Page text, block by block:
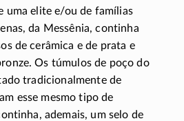
uma elitee/ou de famílias
da Messênia, continha
de cerâmica e de prata e
Os túmulos de poço do
tradicionalmente de
esse mesmo tipo de
ademais, um selo de